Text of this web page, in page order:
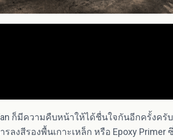
ก็มีความคืบหน้าให้ได้ชื่นใจกันอีกครั้งครั
สีรองพื้นเกาะเหล็ก หรือ Epoxy Primer